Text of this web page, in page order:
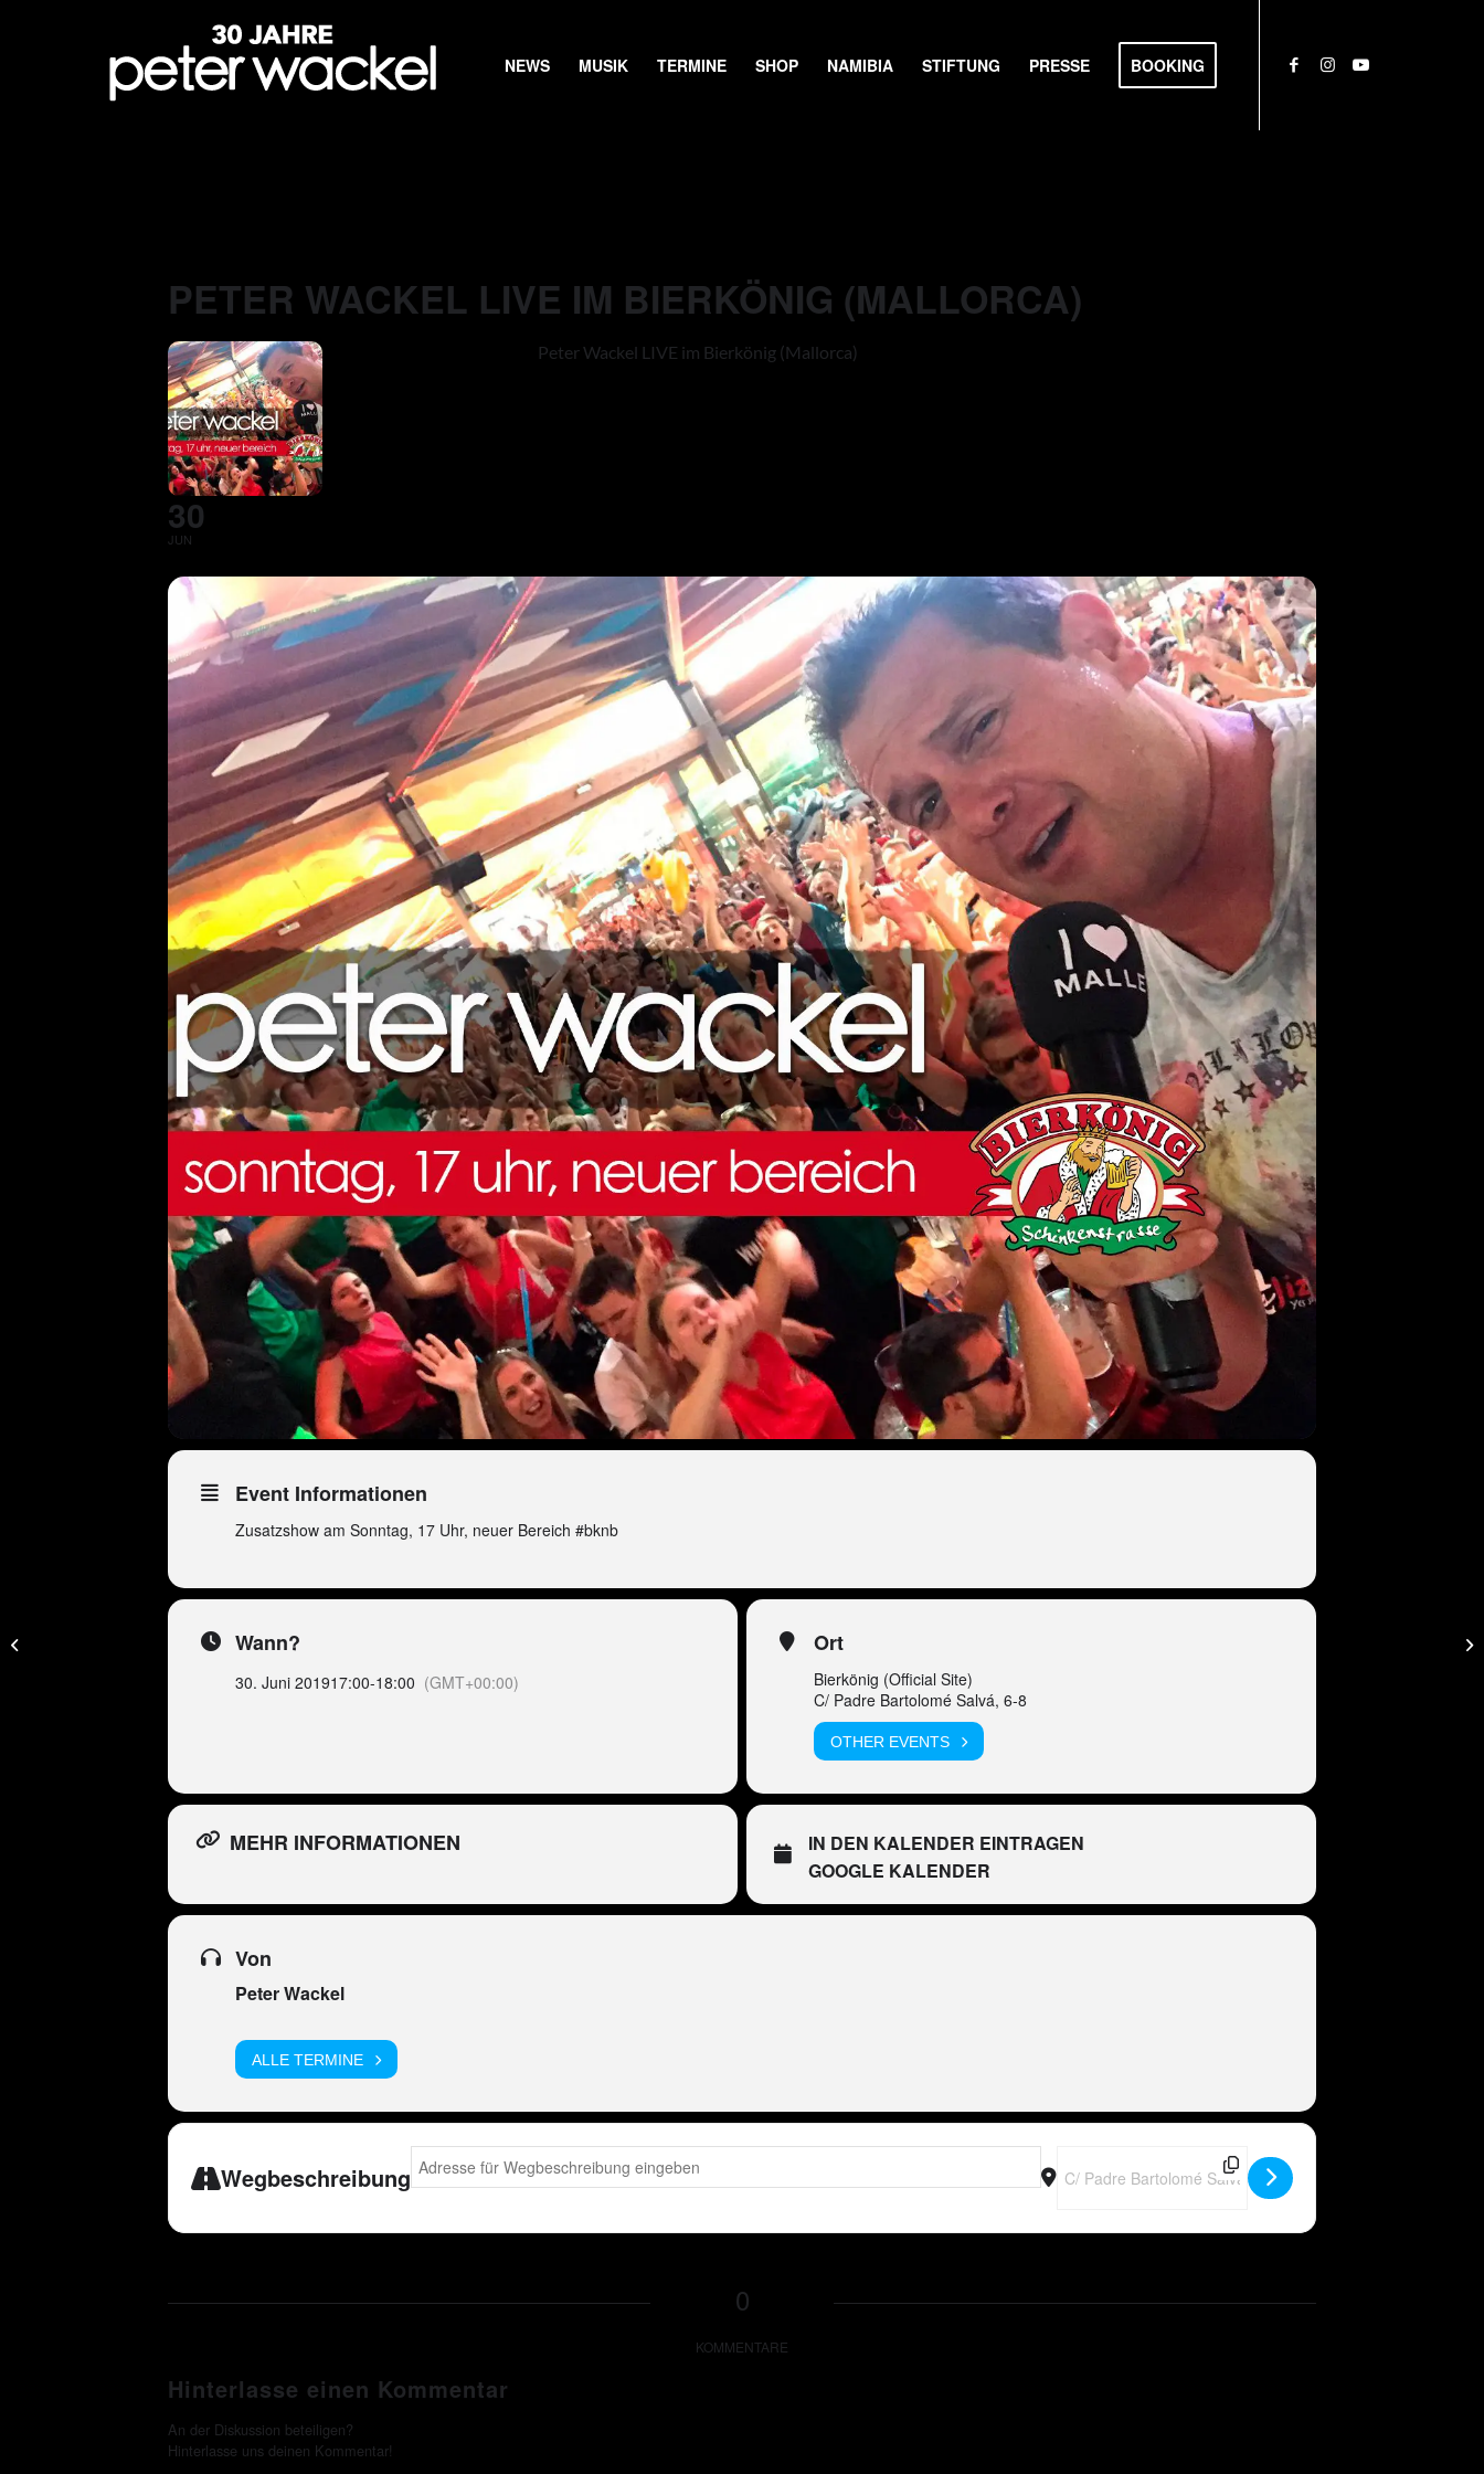
NEWS MUSIK TERMINE SHOP NAMIBIA STIFTUNG PRESSE BOOKING
PETER WACKEL LIVE IM BIERKÖNIG (MALLORCA)
30
JUN
Peter Wackel LIVE im Bierkönig (Mallorca)
Event Informationen
Zusatzshow am Sonntag, 17 Uhr, neuer Bereich #bknb
Wann?
30. Juni 201917:00-18:00 (GMT+00:00)
Ort
Bierkönig (Official Site)
C/ Padre Bartolomé Salvá, 6-8
OTHER EVENTS
MEHR INFORMATIONEN
IN DEN KALENDER EINTRAGEN
GOOGLE KALENDER
Von
Peter Wackel
ALLE TERMINE
Wegbeschreibung
Address - Peter Wackel LIVE im Bierkönig (Mallorca) [6qSf5YiFx] Destination Address - Peter Wackel LIVE im Bierkönig
0
KOMMENTARE
Hinterlasse einen Kommentar
An der Diskussion beteiligen?
Hinterlasse uns deinen Kommentar!